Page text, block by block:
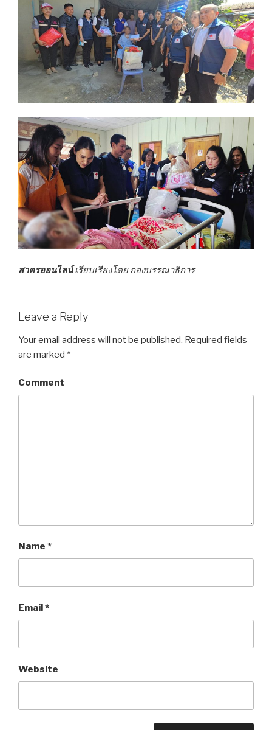
สาครออนไลน์เรียบเรียงโดย กองบรรณาธิการ
Leave a Reply
Your email address will not be published. Required fields
are marked *
Comment
Name *
Email *
Website